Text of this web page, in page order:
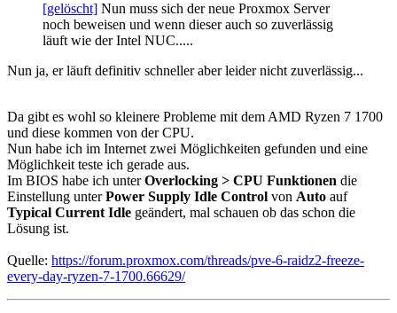
[gelöscht] Nun muss sich der neue Proxmox Server
noch beweisen und wenn dieser auch so zuverlässig
läuft wie der Intel NUC.....
Nun ja, er läuft definitiv schneller aber leider nicht zuverlässig...
Da gibt es wohl so kleinere Probleme mit dem AMD Ryzen 7 1700
und diese kommen von der CPU.
Nun habe ich im Internet zwei Möglichkeiten gefunden und eine
Möglichkeit teste ich gerade aus.
Im BIOS habe ich unterOverlocking > CPU Funktionen die
Einstellung unterPower Supply Idle Control von Auto auf
Typical Current Idle geändert, mal schauen ob das schon die
Lösung ist.
Quelle: https://forum.proxmox.com/threads/pve-6-raidz2-freeze-
every-day-ryzen-7-1700.66629/